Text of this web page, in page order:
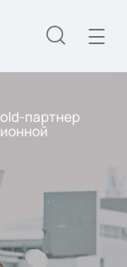
партнер